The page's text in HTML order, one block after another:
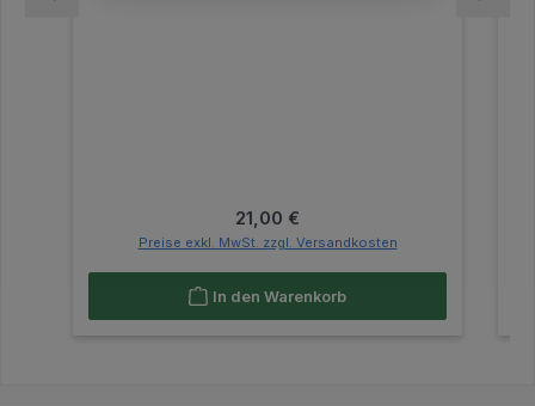
Regulärer Preis:
21,00 €
Preise exkl. MwSt. zzgl. Versandkosten
In den Warenkorb